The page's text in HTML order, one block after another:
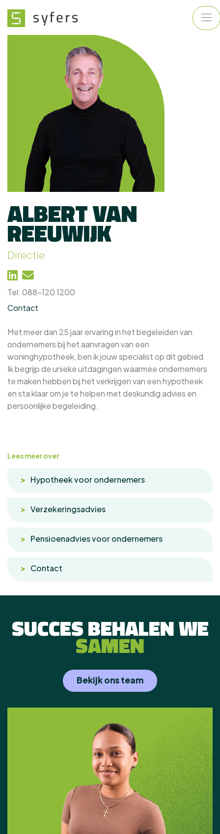
ALBERT VAN
REEUWIJK
Directie
Tel: 088-120 1200
Contact
Met meer dan 25 jaar ervaring in het begeleiden van
ondernemers bij het aanvragen van een
woninghypotheek, ben ik jouw specialist op dit gebied.
Ik begrijp de unieke uitdagingen waarmee ondernemers
te maken hebben bij het verkrijgen van een hypotheek
en sta klaar om je te helpen met deskundig advies en
persoonlijke begeleiding.
Lees meer over
Hypotheek voor ondernemers
Verzekeringsadvies
Pensioenadvies voor ondernemers
Contact
SUCCES BEHALEN WE
SAMEN
Bekijk ons team